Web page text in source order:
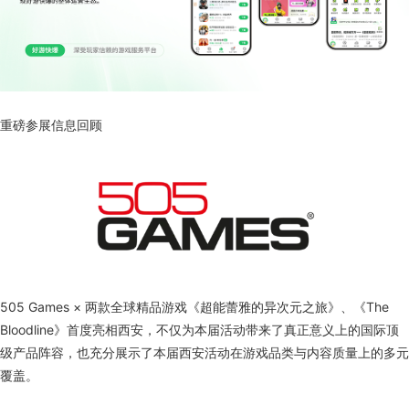
重磅参展信息回顾
505 Games × 两款全球精品游戏《超能蕾雅的异次元之旅》、《The
Bloodline》首度亮相西安，不仅为本届活动带来了真正意义上的国际顶
级产品阵容，也充分展示了本届西安活动在游戏品类与内容质量上的多元
覆盖。